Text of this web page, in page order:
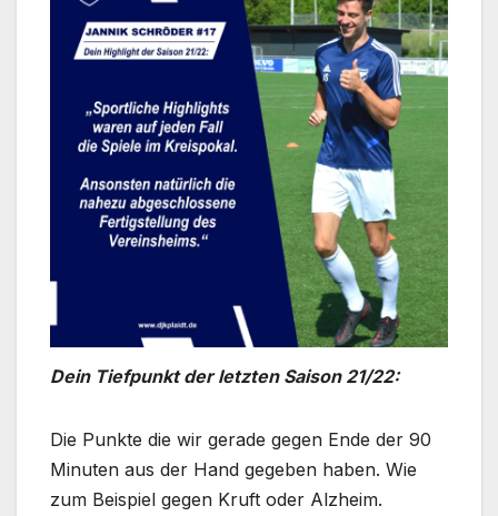
Dein Tiefpunkt der letzten Saison 21/22:
Die Punkte die wir gerade gegen Ende der 90
Minuten aus der Hand gegeben haben. Wie
zum Beispiel gegen Kruft oder Alzheim.